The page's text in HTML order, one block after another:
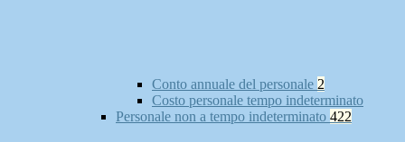
Conto annuale del personale 2
Costo personale tempo indeterminato
Personale non a tempo indeterminato 422